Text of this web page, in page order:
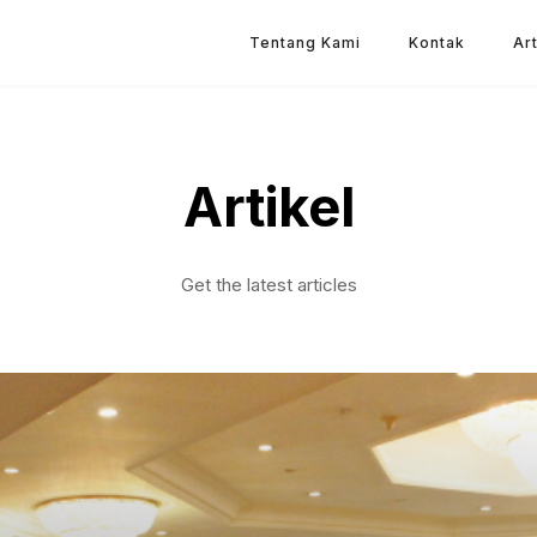
Tentang Kami Kontak
Artikel
Get the latest articles